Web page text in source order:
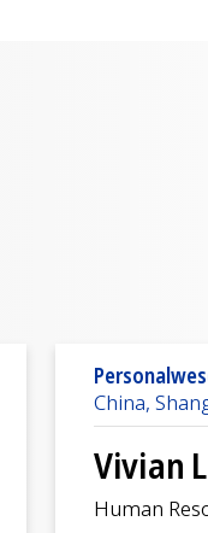
China,
Vivian
Human